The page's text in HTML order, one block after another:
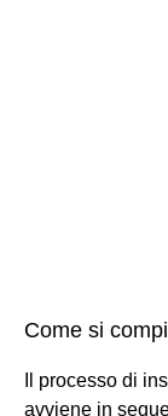
Come si
Il processo di
avviene in